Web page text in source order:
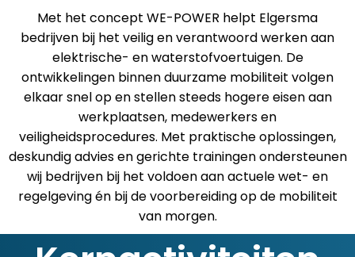
Met het concept WE-POWER helpt Elgersma
bedrijven bij het veilig en verantwoord werken aan
elektrische- en waterstofvoertuigen. De
ontwikkelingen binnen duurzame mobiliteit volgen
elkaar snel op en stellen steeds hogere eisen aan
werkplaatsen, medewerkers en
veiligheidsprocedures. Met praktische oplossingen,
deskundig advies en gerichte trainingen ondersteunen
wij bedrijven bij het voldoen aan actuele wet- en
regelgeving én bij de voorbereiding op de mobiliteit
van morgen.